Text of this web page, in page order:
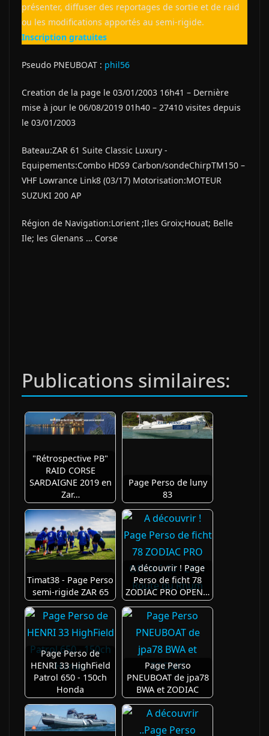
présenter, diffuser des reportages de sortie et de raid
ou les modifications apportés au semi-rigide.
Inscription gratuites
Pseudo PNEUBOAT : phil56
Creation de la page le 03/01/2003 16h41 – Dernière
mise à jour le 06/08/2019 01h40 – 27410 visites depuis
le 03/01/2003
Bateau:ZAR 61 Suite Classic Luxury -
Equipements:Combo HDS9 Carbon/sondeChirpTM150 –
VHF Lowrance Link8 (03/17) Motorisation:MOTEUR
SUZUKI 200 AP
Région de Navigation:Lorient ;Iles Groix;Houat; Belle
Ile; les Glenans … Corse
Publications similaires:
"Rétrospective PB"
RAID CORSE
SARDAIGNE 2019 en
Zar…
Page Perso de luny
83
Timat38 - Page Perso
semi-rigide ZAR 65
A découvrir ! Page
Perso de ficht 78
ZODIAC PRO OPEN…
Page Perso de
HENRI 33 HighField
Patrol 650 - 150ch
Honda
Page Perso
PNEUBOAT de jpa78
BWA et ZODIAC